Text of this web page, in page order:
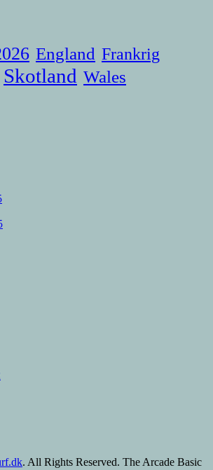
England Frankrig
Skotland Wales
. All Rights Reserved. The Arcade Basic